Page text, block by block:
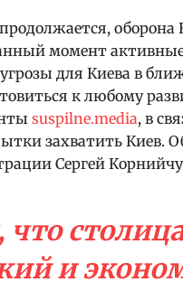
оборона
момент
для Киева в
к любому
suspilne.media, в
захватить Киев.
Сергей
что
и